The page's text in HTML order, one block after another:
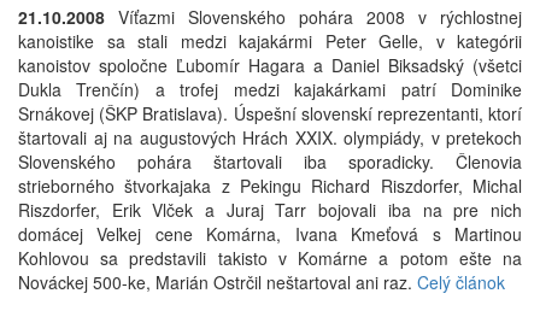
21.10.2008 Víťazmi Slovenského pohára 2008 v rýchlostnej
kanoistike sa stali medzi kajakármi Peter Gelle, v kategórii
kanoistov spoločne Ľubomír Hagara a Daniel Biksadský (všetci
Dukla Trenčín) a trofej medzi kajakárkami patrí Dominike
Srnákovej (ŠKP Bratislava). Úspešní slovenskí reprezentanti, ktorí
štartovali aj na augustových Hrách XXIX. olympiády, v pretekoch
Slovenského pohára štartovali iba sporadicky. Členovia
strieborného štvorkajaka z Pekingu Richard Riszdorfer, Michal
Riszdorfer, Erik Vlček a Juraj Tarr bojovali iba na pre nich
domácej Veľkej cene Komárna, Ivana Kmeťová s Martinou
Kohlovou sa predstavili takisto v Komárne a potom ešte na
Nováckej 500-ke, Marián Ostrčil neštartoval ani raz. Celý článok